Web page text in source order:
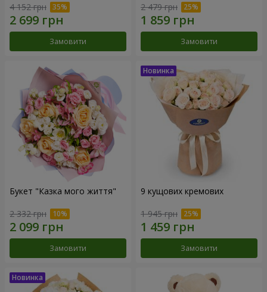
4 152 грн
Замовити
2 479 грн
Замовити
Букет "Казка мого життя"
2 332 грн
Замовити
9 кущових кремових
1 945 грн
Замовити